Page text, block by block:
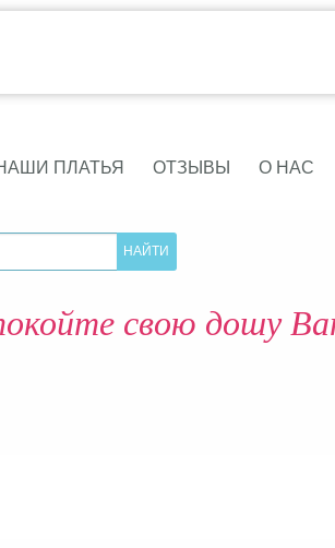
ПЛАТЬЯ ОТЗЫВЫ О НАС
свою дошу